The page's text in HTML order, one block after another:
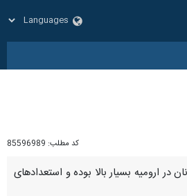
کد مطلب: 85596989
ارومیه بسیار بالا بوده و استعدادهای